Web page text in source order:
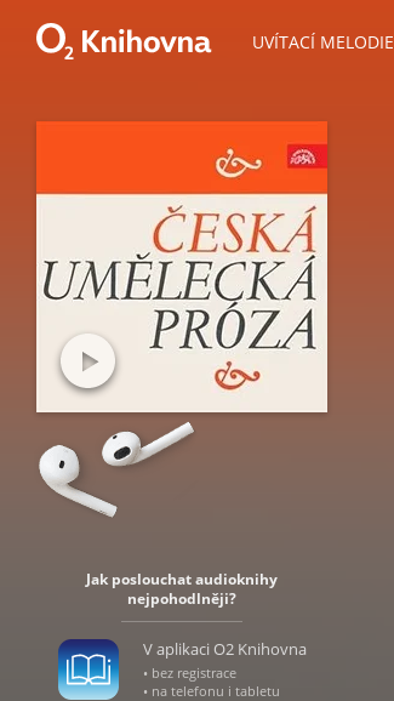
UVÍTACÍ MELODIE
Jak poslouchat audioknihy
nejpohodlněji?
V aplikaci O2 Knihovna
• bez registrace
• na telefonu i tabletu